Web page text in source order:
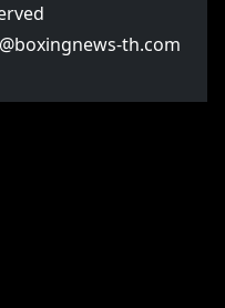
th.com